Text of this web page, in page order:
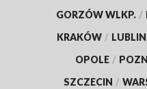
GORZÓW WLKP. /
KRAKÓW / LUBLIN
OPOLE /
SZCZECIN /